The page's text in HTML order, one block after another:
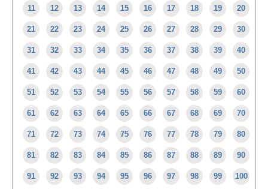
11 12 13 14 15 16 17 18 19 20
21 22 23 24 25 26 27 28 29 30
31 32 33 34 35 36 37 38 39 40
41 42 43 44 45 46 47 48 49 50
51 52 53 54 55 56 57 58 59 60
61 62 63 64 65 66 67 68 69 70
71 72 73 74 75 76 77 78 79 80
81 82 83 84 85 86 87 88 89 90
91 92 93 94 95 96 97 98 99 100